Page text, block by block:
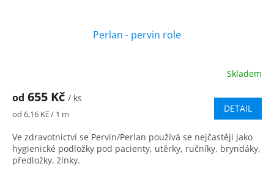
Perlan - pervin role
produktu
z
5
hvězdiček.
Skladem
od 655 Kč / ks
Měrná
od 6,16 Kč / 1 m DETAIL
Ve zdravotnictví se Pervin/Perlan používá se nejčastěji jako
hygienické podložky pod pacienty, utěrky, ručníky, bryndáky,
předložky, žínky.